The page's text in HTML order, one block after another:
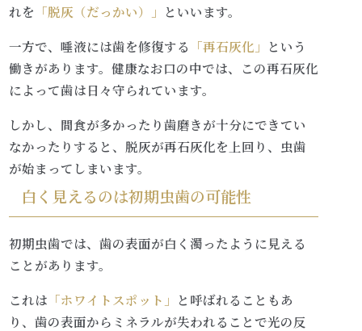
れを 「脱灰（だっかい）」 といいます。
一方で、唾液には歯を修復する 「再石灰化」 という
働きがあります。健康なお口の中では、この再石灰化
によって歯は日々守られています。
しかし、間食が多かったり歯磨きが十分にできてい
なかったりすると、脱灰が再石灰化を上回り、虫歯
が始まってしまいます。
白く見えるのは初期虫歯の可能性
初期虫歯では、歯の表面が白く濁ったように見える
ことがあります。
これは 「ホワイトスポット」 と呼ばれることもあ
り、歯の表面からミネラルが失われることで光の反